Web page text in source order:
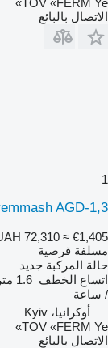
الاتصال بالبائع
1
AGD-1,3
72,310 ≈ €1,405
مسلفة قرصية
حالة المركبة جديد
اتساع الخطف 1.6 متر
/ ساعة
أوكرانيا، Kyiv
TOV «FERM Ye»
الاتصال بالبائع